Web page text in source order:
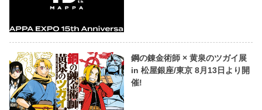
鋼の錬金術師 × 黄泉のツガイ展
in 松屋銀座/東京 8月13日より開
催!